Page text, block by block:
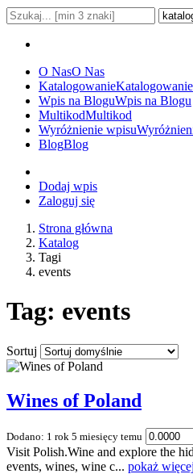
O NasO Nas
KatalogowanieKatalogowanie
Wpis na BloguWpis na Blogu
MultikodMultikod
Wyróżnienie wpisu
BlogBlog
Dodaj wpis
Zaloguj się
Strona główna
Katalog
Tagi
events
Tag: events
Sortuj
Wines of Poland
Dodano: 1 rok 5 miesięcy temu
Visit Polish.Wine and explore the
events, wines, wine c... pokaż